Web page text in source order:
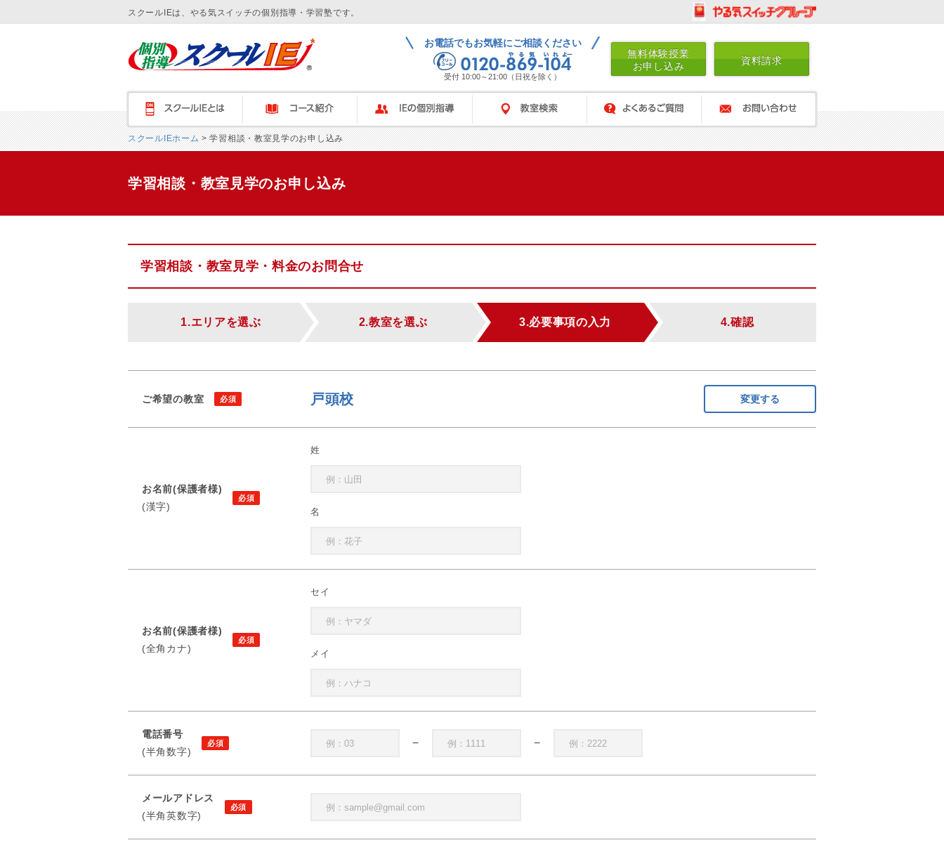
スクールIEは、やる気スイッチの個別指導・学習塾です。
お電話でもお気軽にご相談ください
受付 10:00～21:00（日祝を除く）
無料体験授業
お申し込み
資料請求
スクールＩＥとは コース紹介 IEの個別指導 教室検索 よくあるご質問 お問い合わせ
スクールIEホーム> 学習相談・教室見学のお申し込み
学習相談・教室見学のお申し込み
学習相談・教室見学・料金のお問合せ
1.エリアを選ぶ 2.教室を選ぶ 3.必要事項の入力 4.確認
ご希望の教室 戸頭校 変更する
お名前(保護者様)
(漢字)
姓
名
お名前(保護者様)
(全角カナ)
セイ
メイ
電話番号
(半角数字)
− −
メールアドレス
(半角英数字)